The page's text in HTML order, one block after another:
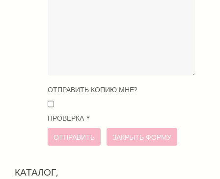
ОТПРАВИТЬ КОПИЮ МНЕ?
ПРОВЕРКА *
ОТПРАВИТЬ
ЗАКРЫТЬ ФОРМУ
КАТАЛОГ,